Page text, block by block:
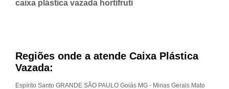
caixa plástica vazada hortifruti
Regiões onde a atende Caixa Plástica
Vazada:
Espírito Santo GRANDE SÃO PAULO Goiás MG - Minas Gerais Mato